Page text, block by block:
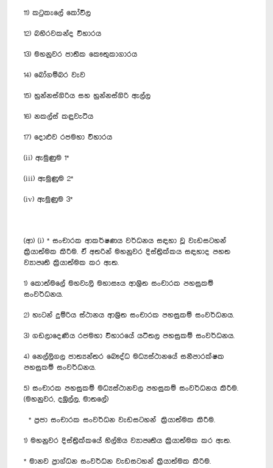
11) කටුකැලේ කෝවිල
12) බහිරවකන්ද විහාරය
13) මහනුවර ජාතික කෞතුකාගාරය
14) බෝගම්බර වැව
15) හුන්නස්ගිරිය සහ හුන්නස්ගිරි ඇල්ල
16) නකල්ස් කඳුවැටිය
17) දොළුව රජමහා විහාරය
(ii) ඇමුණුම 1*
(iii) ඇමුණුම 2*
(iv) ඇමුණුම 3*
(ආ) (i) * සංචාරක ආකර්ෂණය වර්ධනය සඳහා වූ වැඩසටහන්
ක්‍රියාත්මක කිරීම. ඒ අතරින් මහනුවර දිස්ත්‍රික්කය සඳහාද පහත
ව්‍යාපෘති ක්‍රියාත්මක කර ඇත.
1) කොත්මලේ මහවැලි මහාසෑය ආශ්‍රිත සංචාරක පහසුකම්
සංවර්ධනය.
2) හැටන් දුම්රිය ස්ථානය ආශ්‍රිත සංචාරක පහසුකම් සංවර්ධනය.
3) ගඩලාදෙණිය රජමහා විහාරයේ යටිතල පහසුකම් සංවර්ධනය.
4) නෙල්ලිගල ජාත්‍යන්තර බෞද්ධ මධ්‍යස්ථානයේ සනීපාරක්ෂක
පහසුකම් සංවර්ධනය.
5) සංචාරක පහසුකම් මධ්‍යස්ථානවල පහසුකම් සංවර්ධනය කිරීම.
(මහනුවර, දඹුල්ල, මාතලේ)
* ප්‍රජා සංචාරක සංවර්ධන වැඩසටහන් ක්‍රියාත්මක කිරීම.
1) මහනුවර දිස්ත්‍රික්කයේ හිල්ඔය ව්‍යාපෘතිය ක්‍රියාත්මක කර ඇත.
* මානව ප්‍රාග්ධන සංවර්ධන වැඩසටහන් ක්‍රියාත්මක කිරිම.